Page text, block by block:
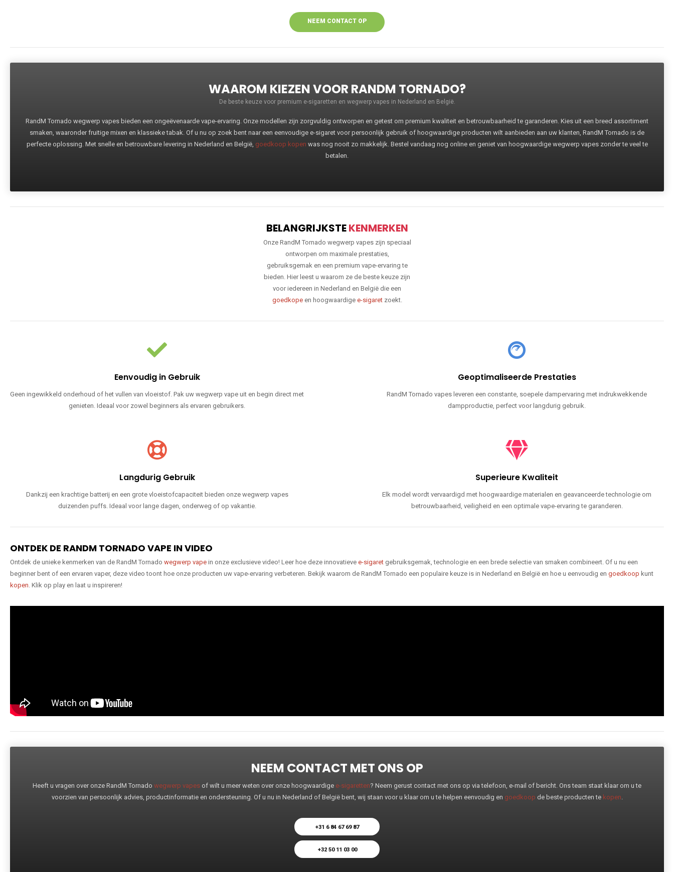
NEEM CONTACT OP
WAAROM KIEZEN VOOR RANDM TORNADO?
De beste keuze voor premium e-sigaretten en wegwerp vapes in Nederland en België.
RandM Tornado wegwerp vapes bieden een ongeëvenaarde vape-ervaring. Onze modellen zijn zorgvuldig ontworpen en getest om premium kwaliteit en betrouwbaarheid te garanderen. Kies uit een breed assortiment
smaken, waaronder fruitige mixen en klassieke tabak. Of u nu op zoek bent naar een eenvoudige e-sigaret voor persoonlijk gebruik of hoogwaardige producten wilt aanbieden aan uw klanten, RandM Tornado is de
perfecte oplossing. Met snelle en betrouwbare levering in Nederland en België, goedkoop kopen was nog nooit zo makkelijk. Bestel vandaag nog online en geniet van hoogwaardige wegwerp vapes zonder te veel te
betalen.
BELANGRIJKSTEKENMERKEN
Onze RandM Tornado wegwerp vapes zijn speciaal
ontworpen om maximale prestaties,
gebruiksgemak en een premium vape-ervaring te
bieden. Hier leest u waarom ze de beste keuze zijn
voor iedereen in Nederland en België die een
goedkopeen hoogwaardige e-sigaretzoekt.
Eenvoudig in Gebruik
Geen ingewikkeld onderhoud of het vullen van vloeistof. Pak uw wegwerp vape uit en begin direct met
genieten. Ideaal voor zowel beginners als ervaren gebruikers.
Geoptimaliseerde Prestaties
RandM Tornado vapes leveren een constante, soepele dampervaring met indrukwekkende
dampproductie, perfect voor langdurig gebruik.
Langdurig Gebruik
Dankzij een krachtige batterij en een grote vloeistofcapaciteit bieden onze wegwerp vapes
duizenden puffs. Ideaal voor lange dagen, onderweg of op vakantie.
Superieure Kwaliteit
Elk model wordt vervaardigd met hoogwaardige materialen en geavanceerde technologie om
betrouwbaarheid, veiligheid en een optimale vape-ervaring te garanderen.
ONTDEK DE RANDM TORNADO VAPE IN VIDEO
Ontdek de unieke kenmerken van de RandM Tornado wegwerp vape in onze exclusieve video! Leer hoe deze innovatieve e-sigaret gebruiksgemak, technologie en een brede selectie van smaken combineert. Of u nu een
beginner bent of een ervaren vaper, deze video toont hoe onze producten uw vape-ervaring verbeteren. Bekijk waarom de RandM Tornado een populaire keuze is in Nederland en België en hoe u eenvoudig en goedkoop kunt
kopen. Klik op play en laat u inspireren!
NEEM CONTACT MET ONS OP
Heeft u vragen over onze RandM Tornado wegwerp vapes of wilt u meer weten over onze hoogwaardige e-sigaretten? Neem gerust contact met ons op via telefoon, e-mail of bericht. Ons team staat klaar om u te
voorzien van persoonlijk advies, productinformatie en ondersteuning. Of u nu in Nederland of België bent, wij staan voor u klaar om u te helpen eenvoudig en goedkoop de beste producten te kopen.
+31 6 84 67 69 87
+32 50 11 03 00